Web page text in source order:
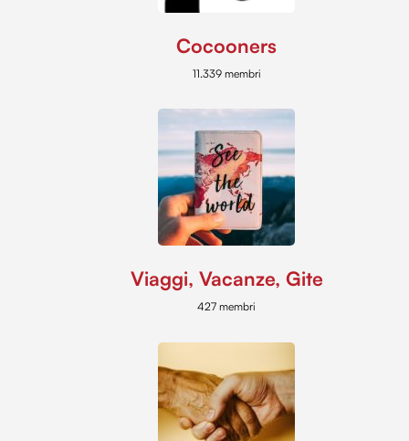
Cocooners
11.339 membri
Viaggi, Vacanze, Gite
427 membri